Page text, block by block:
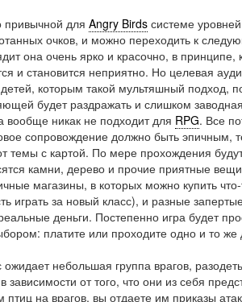
привычной для Angry Birds системе
очков, и можно переходить к
она очень ярко и красочно, в принципе,
и становится неприятно. Но целевая
которым такой мультяшный подход,
будет раздражать и слишком
никак не подходит для RPG. Все
сопровождение должно быть
темы с картой. По мере прохождения
камни, дерево и прочие приятные
магазины, в которых можно купить
играть за новый класс), и разные
деньги. Постепенно игра будет
платите или проходите одно и то же
небольшая группа врагов,
зависимости от того, что они из себя
птиц на врагов, вы отдаете им приказы